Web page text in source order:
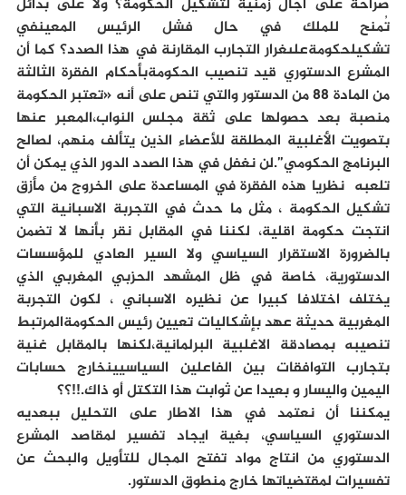
تُمنح للملك في حال فشل الرئيس المعينفي
تشكيلحكومةعلىغرار التجارب المقارنة في هذا الصدد؟ كما أن
المشرع الدستوري قيد تنصيب الحكومةبأحكام الفقرة الثالثة
من المادة 88 من الدستور والتي تنص على أنه «تعتبر الحكومة
منصبة بعد حصولها على ثقة مجلس النواب،المعبر عنها
بتصويت الأغلبية المطلقة للأعضاء الذين يتألف منهم، لصالح
البرنامج الحكومي”.لن نغفل في هذا الصدد الدور الذي يمكن أن
تلعبه نظريا هذه الفقرة في المساعدة على الخروج من مأزق
تشكيل الحكومة ، مثل ما حدث في التجربة الاسبانية التي
انتجت حكومة اقلية، لكننا في المقابل نقر بأنها لا تضمن
بالضرورة الاستقرار السياسي ولا السير العادي للمؤسسات
الدستورية، خاصة في ظل المشهد الحزبي المغربي الذي
يختلف اختلافا كبيرا عن نظيره الاسباني ، لكون التجربة
المغربية حديثة عهد بإشكاليات تعيين رئيس الحكومةالمرتبط
تنصيبه بمصادقة الاغلبية البرلمانية،لكنها بالمقابل غنية
بتجارب التوافقات بين الفاعلين السياسيينخارج حسابات
اليمين واليسار و بعيدا عن ثوابت هذا التكتل أو ذاك.!!؟؟
يمكننا أن نعتمد في هذا الاطار على التحليل ببعديه
الدستوري السياسي، بغية ايجاد تفسير لمقاصد المشرع
الدستوري من انتاج مواد تفتح المجال للتأويل والبحث عن
تفسيرات لمقتضياتها خارج منطوق الدستور.